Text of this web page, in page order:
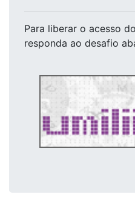
Para liberar o acesso
responda ao desafio